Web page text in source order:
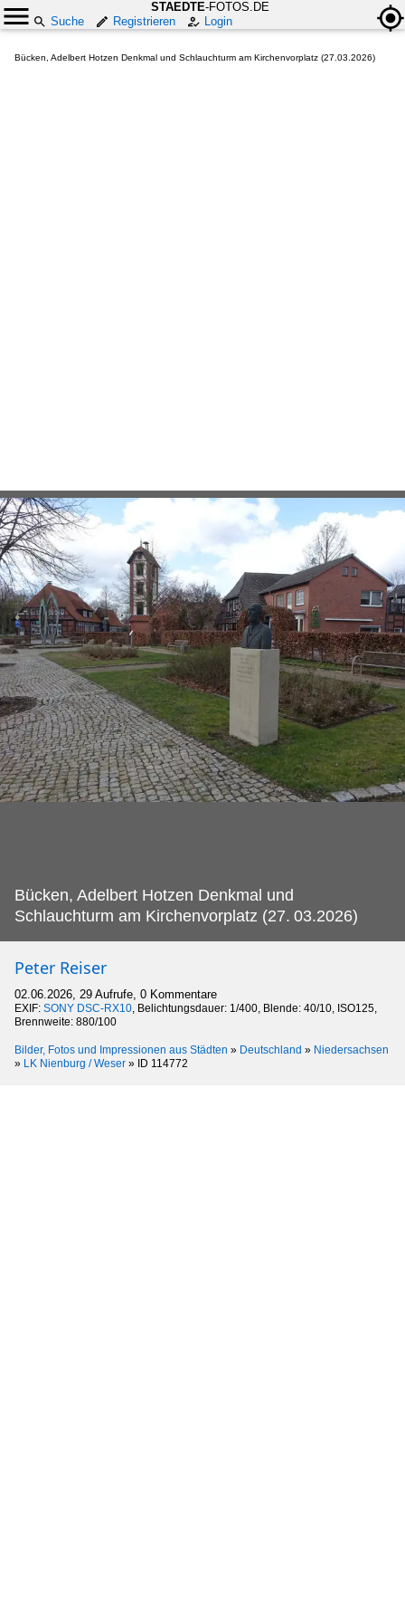
STAEDTE-FOTOS.DE
Suche
Registrieren Login
Bücken, Adelbert Hotzen Denkmal und Schlauchturm am Kirchenvorplatz (27.03.2026)
Bücken, Adelbert Hotzen Denkmal und
Schlauchturm am Kirchenvorplatz (27. 03.2026)
Peter Reiser
02.06.2026, 29 Aufrufe, 0 Kommentare
EXIF: SONY DSC-RX10, Belichtungsdauer: 1/400, Blende: 40/10, ISO125,
Brennweite: 880/100
Bilder, Fotos und Impressionen aus Städten » Deutschland » Niedersachsen
» LK Nienburg / Weser » ID 114772